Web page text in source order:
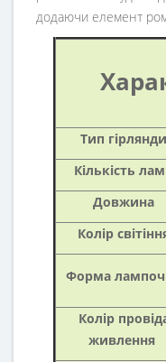
додаючи елемент
Тип гірлянди
Кількість
Довжина
Колір
Форма
Колір
живлення